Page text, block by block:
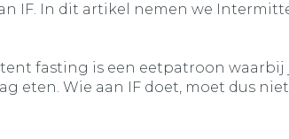
IF. In dit artikel nemen we
fasting is een eetpatroon waarbij
eten. Wie aan IF doet, moet dus